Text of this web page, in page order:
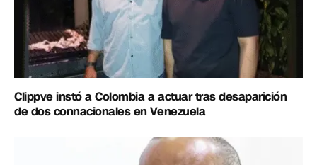
Clippve instó a Colombia a actuar tras desaparición
de dos connacionales en Venezuela